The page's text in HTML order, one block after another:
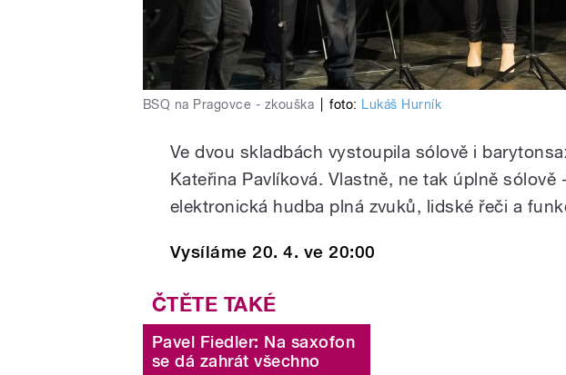
BSQ na Pragovce - zkouška foto: Lukáš Hurník
Ve dvou skladbách vystoupila sólově i
Kateřina Pavlíková. Vlastně, ne tak úplně sólově
elektronická hudba plná zvuků, lidské řeči a
Vysíláme 20. 4. ve 20:00
Pavel Fiedler: Na saxofon
se dá zahrát všechno